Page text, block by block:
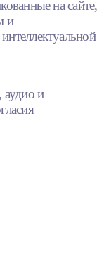
на сайте,
и
аудио и